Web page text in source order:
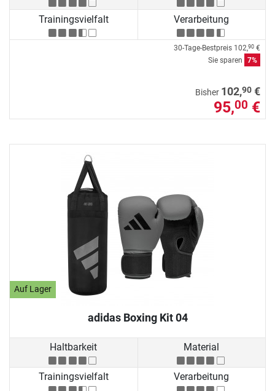
Trainingsvielfalt Verarbeitung
30-Tage-Bestpreis 102,90 €
Sie sparen
7%
Bisher 102,90 €
95,00 €
Auf Lager
adidas Boxing Kit 04
Haltbarkeit Material
Trainingsvielfalt Verarbeitung